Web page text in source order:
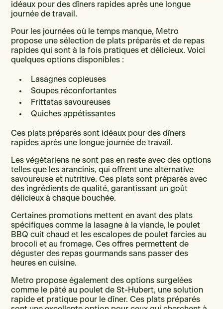
idéaux pour des dîners rapides après une longue
journée de travail.
Pour les journées où le temps manque, Metro
propose une sélection de plats préparés et de repas
rapides qui sont à la fois pratiques et délicieux. Voici
quelques options disponibles :
Lasagnes copieuses
Soupes réconfortantes
Frittatas savoureuses
Quiches appétissantes
Ces plats préparés sont idéaux pour des dîners
rapides après une longue journée de travail.
Les végétariens ne sont pas en reste avec des options
telles que les arancinis, qui offrent une alternative
savoureuse et nutritive. Ces plats sont préparés avec
des ingrédients de qualité, garantissant un goût
délicieux à chaque bouchée.
Certaines promotions mettent en avant des plats
spécifiques comme la lasagne à la viande, le poulet
BBQ cuit chaud et les escalopes de poulet farcies au
brocoli et au fromage. Ces offres permettent de
déguster des repas gourmands sans passer des
heures en cuisine.
Metro propose également des options surgelées
comme le pâté au poulet de St-Hubert, une solution
rapide et pratique pour le dîner. Ces plats préparés